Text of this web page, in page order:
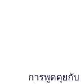
การพูดคุยกั